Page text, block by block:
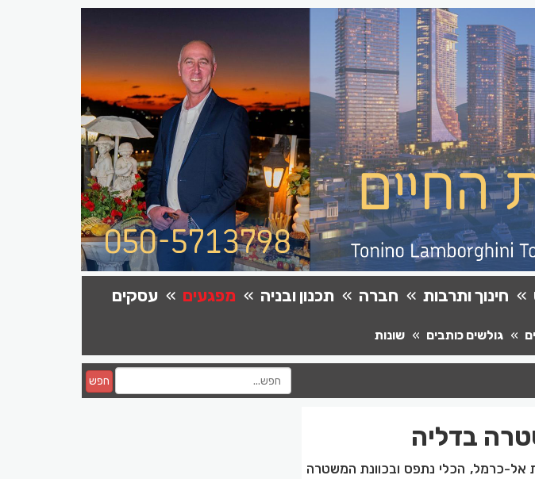
חינוך ותרבות חברה תכנון ובניה מפגעים
עסקים
גולשים כותבים שונות
חפש
בדליה
אל-כרמל, הכלי נתפס ובכוונת המשטרה